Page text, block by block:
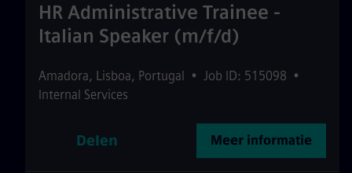
HR Administrative Trainee -
Italian Speaker (m/f/d)
Amadora, Lisboa, Portugal • Job ID: 515098 •
Internal Services
Delen Meer informatie